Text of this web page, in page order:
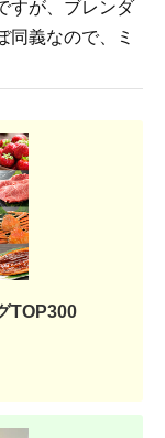
すが、ブレンダ
同義なので、ミ
TOP300